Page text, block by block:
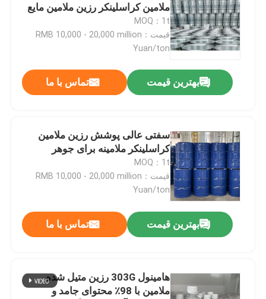
ملامین کراسلینکر رزین ملامین مایع
MOQ：1t
قیمت：RMB 10,000 - 20,000 million
Yuan/ton
بهترین قیمت تماس با ما
سفتی عالی پوشش رزین ملامین
کراسلینکر ملامینه برای جوهر
MOQ：1t
قیمت：RMB 10,000 - 20,000 million
Yuan/ton
بهترین قیمت تماس با ما
هامینول 303G رزین متیل شده
ملامین با 98٪ محتوای جامد و